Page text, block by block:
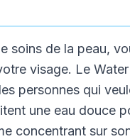
soins de la peau,
visage. Le
personnes qui
une eau douce
concentrant sur